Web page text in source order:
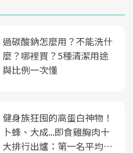
過碳酸鈉怎麼用？不能洗什
麼？哪裡買？5種清潔用途
與比例一次懂
健身族狂囤的高蛋白神物！
卜蜂、大成...即食雞胸肉十
大排行出爐：第一名平均一